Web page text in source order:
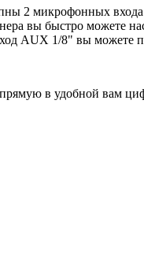
микрофонных входа
вы быстро можете
AUX 1/8" вы
в удобной вам